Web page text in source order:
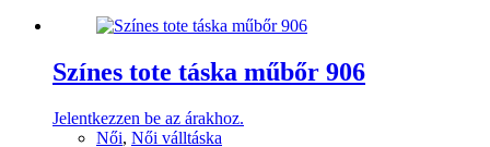
Színes tote táska műbőr 906
Jelentkezzen be az árakhoz.
Női, Női válltáska